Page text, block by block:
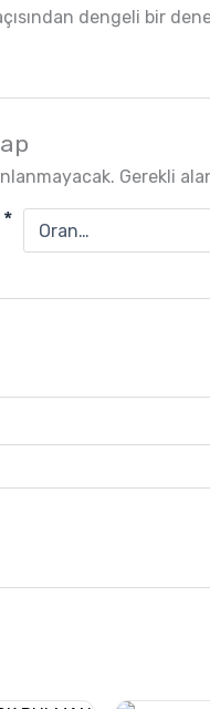
dengeli bir
Gerekli
*